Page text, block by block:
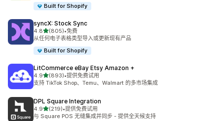
Built for Shopify
syncX: Stock Sync
4.8星（满分 5 星）
(805)
总共 805 条评论
•免费
从任何电子表格类型导入或更新现有产品
Built for Shopify
LitCommerce eBay Etsy Amazon +
4.9星（满分 5 星）
(893)
总共 893 条评论
•提供免费试用
支持 TikTok Shop、Temu、Walmart 的多市场集成
DPL Square Integration
4.9星（满分 5 星）
(219)
总共 219 条评论
•提供免费试用
与 Square POS 无缝集成并同步 - 提供全天候支持